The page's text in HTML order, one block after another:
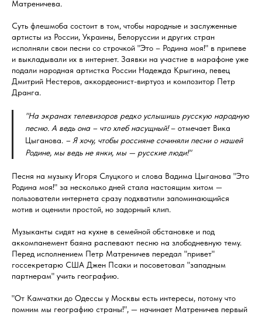
Матреничева.
Суть флешмоба состоит в том, чтобы народные и заслуженные
артисты из России, Украины, Белоруссии и других стран
исполняли свои песни со строчкой "Это – Родина моя!" в припеве
и выкладывали их в интернет. Заявки на участие в марафоне уже
подали народная артистка России Надежда Крыгина, певец
Дмитрий Нестеров, аккордеонист-виртуоз и композитор Петр
Дранга.
"На экранах телевизоров редко услышишь русскую народную
песню. А ведь она – что хлеб насущный!– отмечает Вика
Цыганова. – Я хочу, чтобы россияне сочиняли песни о нашей
Родине, мы ведь не янки, мы — русские люди!"
Песня на музыку Игоря Слуцкого и слова Вадима Цыганова "Это
Родина моя!" за несколько дней стала настоящим хитом —
пользователи интернета сразу подхватили запоминающийся
мотив и оценили простой, но задорный клип.
Музыканты сидят на кухне в семейной обстановке и под
аккомпанемент баяна распевают песню на злободневную тему.
Перед исполнением Петр Матреничев передал "привет"
госсекретарю США Джен Псаки и посоветовал "западным
партнерам" учить географию.
"От Камчатки до Одессы у Москвы есть интересы, потому что
помним мы географию страны!", — начинает Матреничев первый